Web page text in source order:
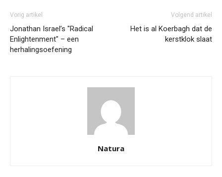
Vorig artikel
Jonathan Israel’s "Radical
Enlightenment" – een
herhalingsoefening
Volgend artikel
Het is al Koerbagh dat de
kerstklok slaat
Natura